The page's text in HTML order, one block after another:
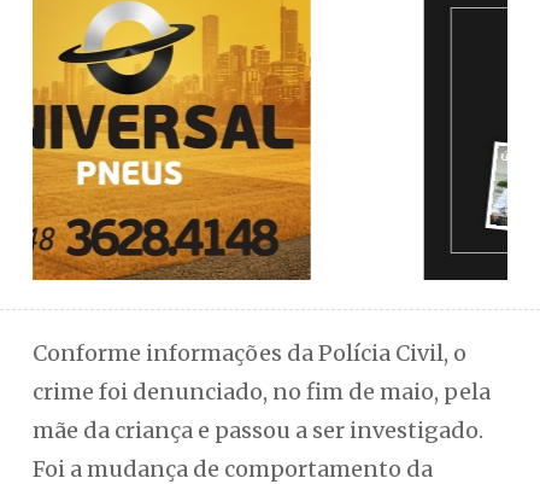
Conforme informações da Polícia Civil, o
crime foi denunciado, no fim de maio, pela
mãe da criança e passou a ser investigado.
Foi a mudança de comportamento da